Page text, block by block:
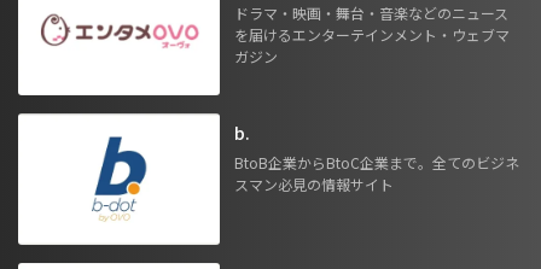
ドラマ・映画・舞台・音楽などのニュース
を届けるエンターテインメント・ウェブマ
ガジン
b.
BtoB企業からBtoC企業まで。全てのビジネ
スマン必見の情報サイト